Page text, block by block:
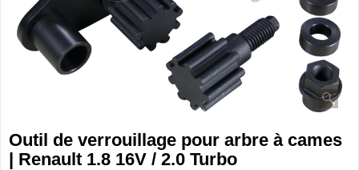
Outil de verrouillage pour arbre à cames
| Renault 1.8 16V / 2.0 Turbo